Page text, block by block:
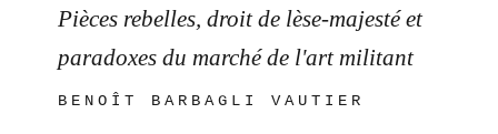
Pièces rebelles, droit de lèse-majesté et
paradoxes du marché de l'art militant
BENOÎT BARBAGLI VAUTIER